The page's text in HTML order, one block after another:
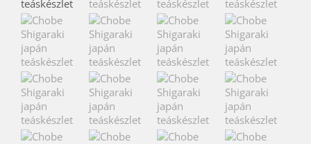
t
e
a
h
á
z